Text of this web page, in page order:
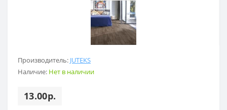
Производитель: JUTEKS
Наличие: Нет в наличии
13.00р.